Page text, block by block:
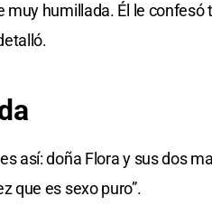
muy humillada. Él le confesó
así: doña Flora y sus dos
que es sexo puro”.